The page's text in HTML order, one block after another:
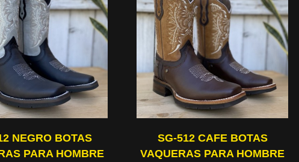
NEGRO BOTAS
PARA HOMBRE
SG-512 CAFE BOTAS
VAQUERAS PARA HOMBRE